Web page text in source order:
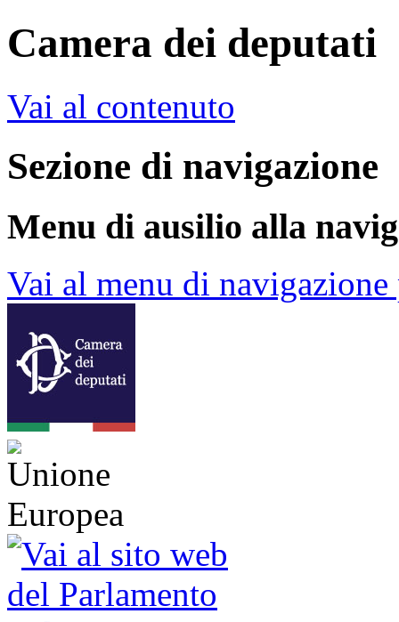
Camera dei deputati
Vai al contenuto
Sezione di navigazione
Menu di ausilio alla
Vai al menu di